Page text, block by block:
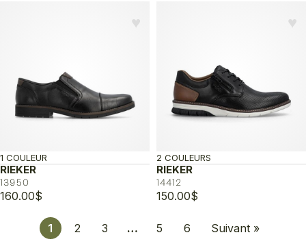
♥︎
RIEKER
13950
1 COULEUR
160.00$
♥︎
RIEKER
14412
2 COULEURS
150.00$
1 2 3 … 5 6 Suivant »